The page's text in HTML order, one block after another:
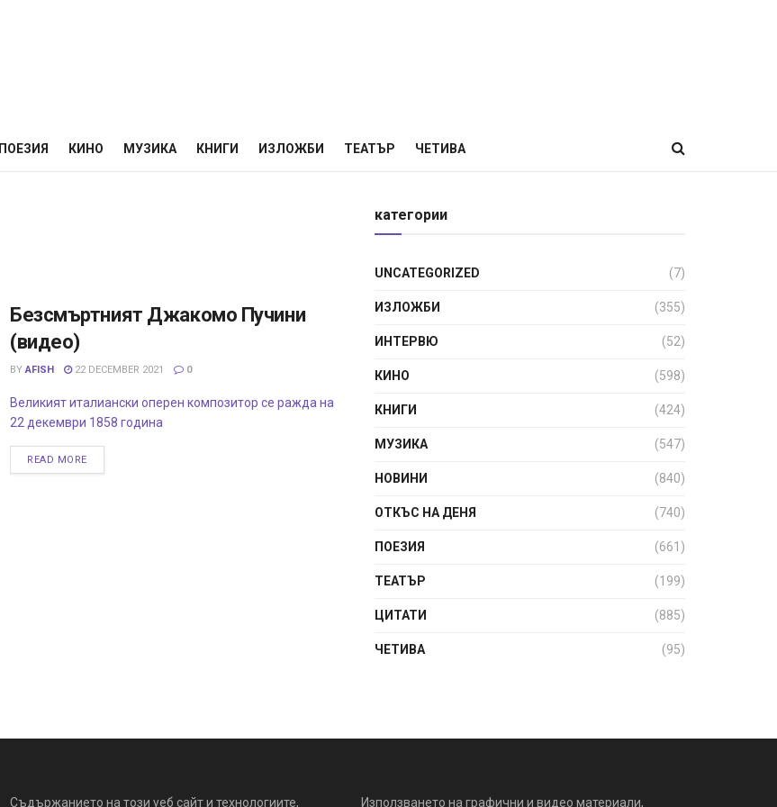
ПОЕЗИЯ КИНО МУЗИКА КНИГИ ИЗЛОЖБИ ТЕАТЪР ЧЕТИВА
Безсмъртният Джакомо Пучини
(видео)
BY AFISH 22 DECEMBER 2021 0
Великият италиански оперен композитор се ражда на
22 декември 1858 година
READ MORE
категории
UNCATEGORIZED (7)
ИЗЛОЖБИ (355)
ИНТЕРВЮ (52)
КИНО (598)
КНИГИ (424)
МУЗИКА (547)
НОВИНИ (840)
ОТКЪС НА ДЕНЯ (740)
ПОЕЗИЯ (661)
ТЕАТЪР (199)
ЦИТАТИ (885)
ЧЕТИВА (95)
Съдържанието на този уеб сайт и технологиите, Използването на графични и видео материали,